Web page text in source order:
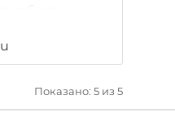
розницы —
магазинов
(лоукостеры,
Показано: 5 из 5